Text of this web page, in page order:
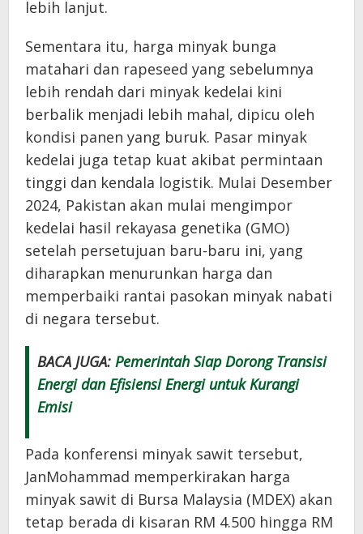
lebih lanjut.
Sementara itu, harga minyak bunga
matahari dan rapeseed yang sebelumnya
lebih rendah dari minyak kedelai kini
berbalik menjadi lebih mahal, dipicu oleh
kondisi panen yang buruk. Pasar minyak
kedelai juga tetap kuat akibat permintaan
tinggi dan kendala logistik. Mulai Desember
2024, Pakistan akan mulai mengimpor
kedelai hasil rekayasa genetika (GMO)
setelah persetujuan baru-baru ini, yang
diharapkan menurunkan harga dan
memperbaiki rantai pasokan minyak nabati
di negara tersebut.
BACA JUGA: Pemerintah Siap Dorong Transisi
Energi dan Efisiensi Energi untuk Kurangi
Emisi
Pada konferensi minyak sawit tersebut,
JanMohammad memperkirakan harga
minyak sawit di Bursa Malaysia (MDEX) akan
tetap berada di kisaran RM 4.500 hingga RM